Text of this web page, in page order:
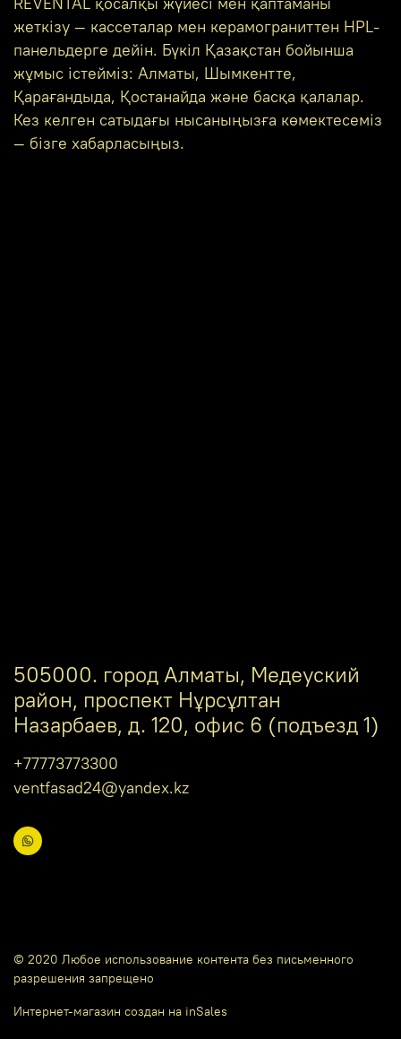
жеткізу — кассеталар мен керамограниттен HPL-
панельдерге дейін. Бүкіл Қазақстан бойынша
жұмыс істейміз: Алматы, Шымкентте,
Қарағандыда, Қостанайда және басқа қалалар.
Кез келген сатыдағы нысаныңызға көмектесеміз
— бізге хабарласыңыз.
505000. город Алматы, Медеуский
район, проспект Нұрсұлтан
Назарбаев, д. 120, офис 6 (подъезд 1)
+77773773300
ventfasad24@yandex.kz
© 2020 Любое использование контента без письменного
разрешения запрещено
Интернет-магазин создан на inSales